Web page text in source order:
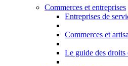
Commerces et entreprises
Entreprises de
Commerces et
Le guide des droits